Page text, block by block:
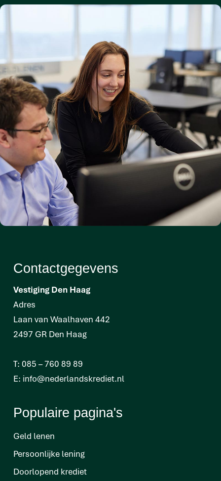
Contactgegevens
Vestiging Den Haag
Adres
Laan van Waalhaven 442
2497 GR Den Haag
T: 085 – 760 89 89
E: info@nederlandskrediet.nl
Populaire pagina's
Geld lenen
Persoonlijke lening
Doorlopend krediet